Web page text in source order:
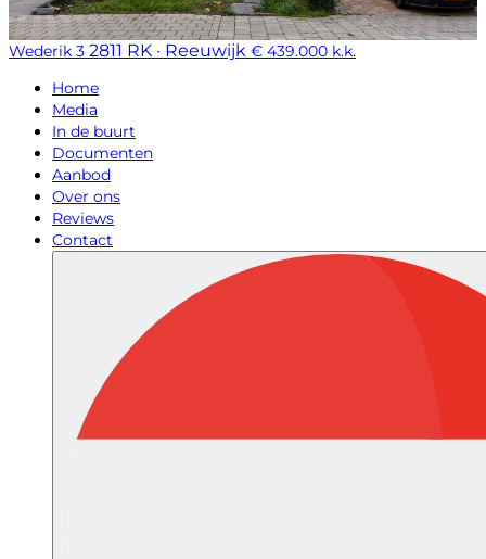
Wederik 3 2811 RK · Reeuwijk € 439.000 k.k.
Home
Media
In de buurt
Documenten
Aanbod
Over ons
Reviews
Contact